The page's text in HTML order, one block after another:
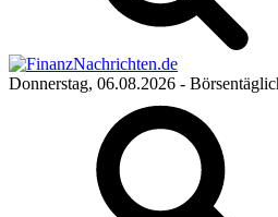
Donnerstag, 06.08.2026 -